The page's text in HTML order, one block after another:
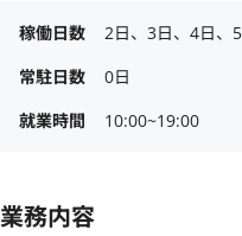
稼働日数
2日、3日、4日、
常駐日数
0日
就業時間
10:00~19:00
業務内容